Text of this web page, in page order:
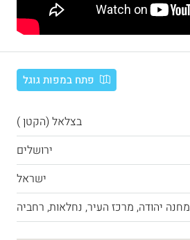
פתח במפות גוגל
בצלאל (הקטן )
ירושלים
ישראל
מחנה יהודה, מרכז העיר, נחלאות, רחביה